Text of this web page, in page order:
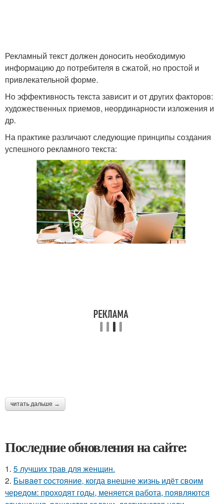
Рекламный текст должен доносить необходимую
информацию до потребителя в сжатой, но простой и
привлекательной форме.
Но эффективность текста зависит и от других факторов:
художественных приемов, неординарности изложения и
др.
На практике различают следующие принципы создания
успешного рекламного текста:
читать дальше →
Последние обновления на сайте:
1. 5 лучших трав для женщин.
2. Бывaeт coстояние, когда внешне жизнь идёт своим
чередом: проходят годы, меняется работа, появляются